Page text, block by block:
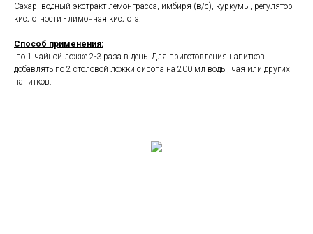
Сахар, водный экстракт лемонграсса, имбиря (в/с), куркумы, регулятор
кислотности - лимонная кислота.
Способ применения:
по 1 чайной ложке 2-3 раза в день. Для приготовления напитков
добавлять по 2 столовой ложки сиропа на 200 мл воды, чая или других
напитков.